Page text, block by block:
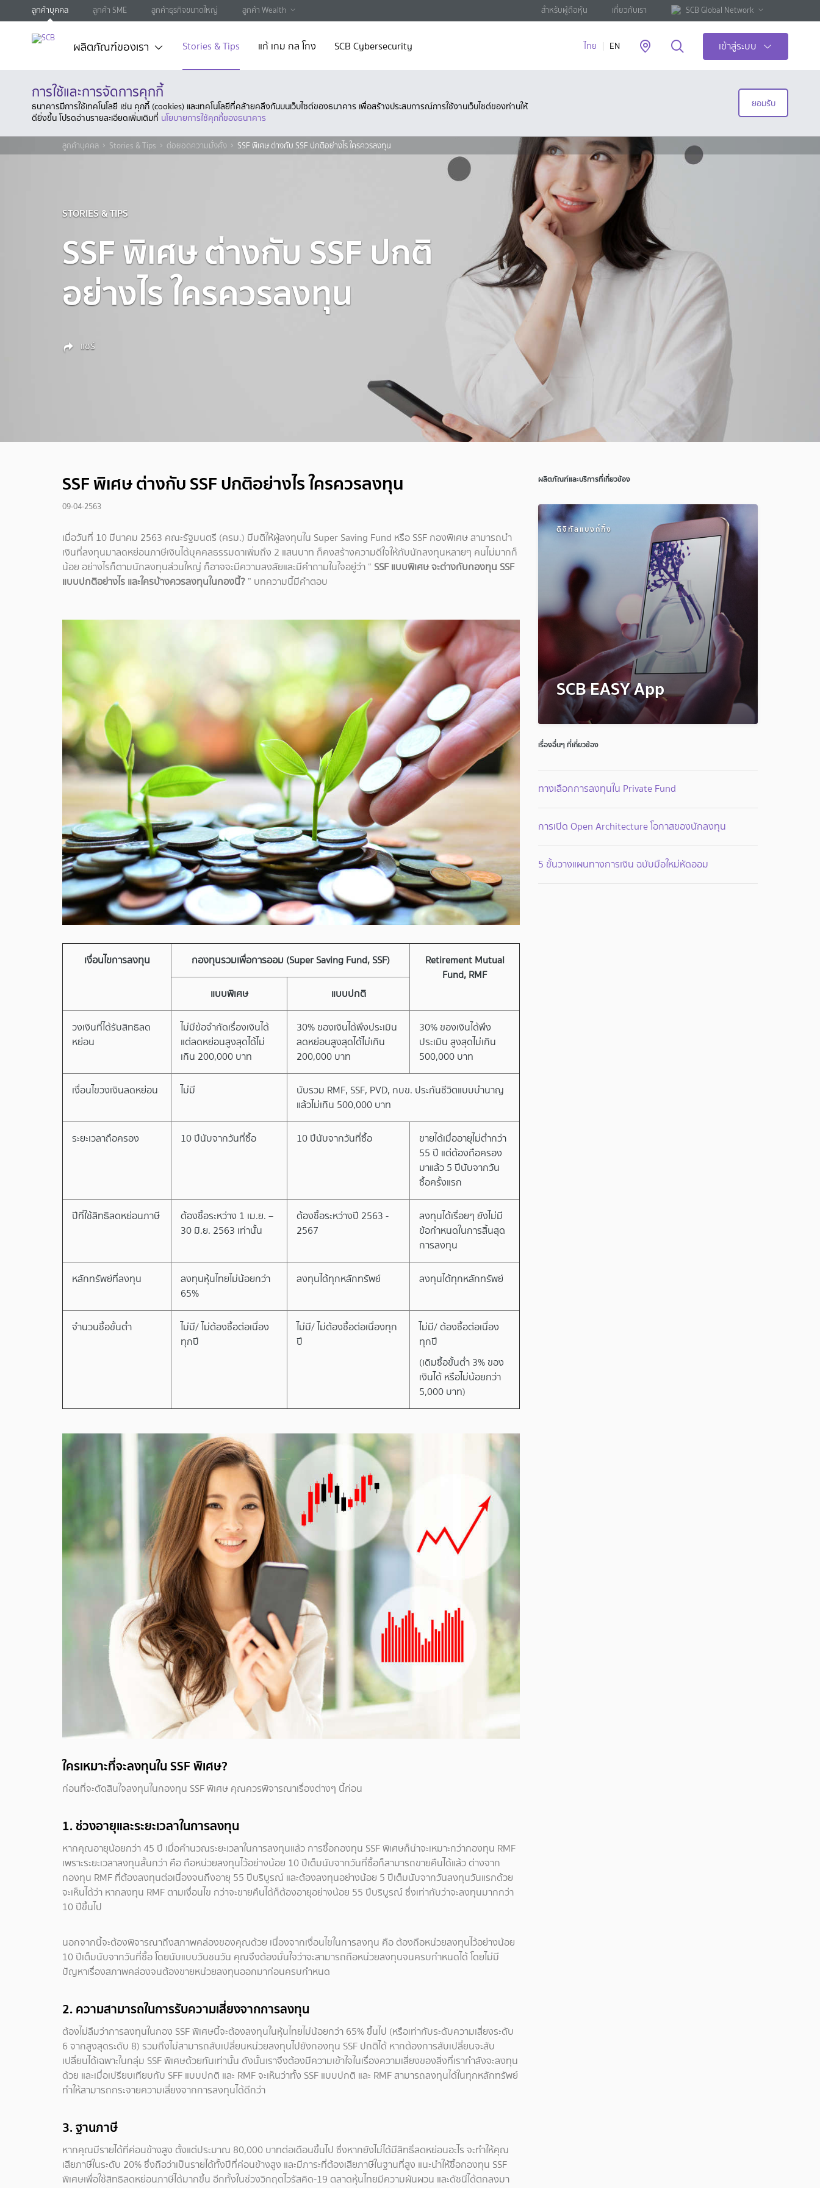
ลูกค้าบุคคล ลูกค้า SME ลูกค้าธุรกิจขนาดใหญ่ ลูกค้า Wealth สำหรับผู้ถือหุ้น เกี่ยวกับเรา SCB Global Network
ผลิตภัณฑ์ของเรา Stories & Tips แก้ เกม กล โกง SCB Cybersecurity ไทย EN เข้าสู่ระบบ
การใช้และการจัดการคุกกี้
ธนาคารมีการใช้เทคโนโลยี เช่น คุกกี้ (cookies) และเทคโนโลยีที่คล้ายคลึงกันบนเว็บไซต์ของธนาคาร เพื่อสร้างประสบการณ์การใช้งานเว็บไซต์ของท่านให้
ดียิ่งขึ้น โปรดอ่านรายละเอียดเพิ่มเติมที่ นโยบายการใช้คุกกี้ของธนาคาร
ยอมรับ
ลูกค้าบุคคล Stories & Tips ต่อยอดความมั่งคั่ง SSF พิเศษ ต่างกับ SSF ปกติอย่างไร ใครควรลงทุน
STORIES & TIPS
SSF พิเศษ ต่างกับ SSF ปกติ
อย่างไร ใครควรลงทุน
แชร์
SSF พิเศษ ต่างกับ SSF ปกติอย่างไร ใครควรลงทุน
09-04-2563
เมื่อวันที่ 10 มีนาคม 2563 คณะรัฐมนตรี (ครม.) มีมติให้ผู้ลงทุนใน Super Saving Fund หรือ SSF กองพิเศษ สามารถนำ
เงินที่ลงทุนมาลดหย่อนภาษีเงินได้บุคคลธรรมดาเพิ่มถึง 2 แสนบาท ก็คงสร้างความดีใจให้กับนักลงทุนหลายๆ คนไม่มากก็
น้อย อย่างไรก็ตามนักลงทุนส่วนใหญ่ ก็อาจจะมีความสงสัยและมีคำถามในใจอยู่ว่า “ SSF แบบพิเศษ จะต่างกับกองทุน SSF
แบบปกติอย่างไร และใครบ้างควรลงทุนในกองนี้? ” บทความนี้มีคำตอบ
เงื่อนไขการลงทุน กองทุนรวมเพื่อการออม (Super Saving Fund, SSF)
Retirement Mutual
Fund, RMF
แบบพิเศษ
แบบปกติ
วงเงินที่ได้รับสิทธิลด
หย่อน
ไม่มีข้อจำกัดเรื่องเงินได้
แต่ลดหย่อนสูงสุดได้ไม่
เกิน 200,000 บาท
30% ของเงินได้พึงประเมิน
ลดหย่อนสูงสุดได้ไม่เกิน
200,000 บาท
30% ของเงินได้พึง
ประเมิน สูงสุดไม่เกิน
500,000 บาท
เงื่อนไขวงเงินลดหย่อน ไม่มี
นับรวม RMF, SSF, PVD, กบข. ประกันชีวิตแบบบำนาญ
แล้วไม่เกิน 500,000 บาท
ระยะเวลาถือครอง 10 ปีนับจากวันที่ซื้อ 10 ปีนับจากวันที่ซื้อ
ขายได้เมื่ออายุไม่ต่ำกว่า
55 ปี แต่ต้องถือครอง
มาแล้ว 5 ปีนับจากวัน
ซื้อครั้งแรก
ปีที่ใช้สิทธิลดหย่อนภาษี
ต้องซื้อระหว่าง 1 เม.ย. –
30 มิ.ย. 2563 เท่านั้น
ต้องซื้อระหว่างปี 2563 -
2567
ลงทุนได้เรื่อยๆ ยังไม่มี
ข้อกำหนดในการสิ้นสุด
การลงทุน
หลักทรัพย์ที่ลงทุน
ลงทุนหุ้นไทยไม่น้อยกว่า
65%
ลงทุนได้ทุกหลักทรัพย์ ลงทุนได้ทุกหลักทรัพย์
จำนวนซื้อขั้นต่ำ
ไม่มี/ ไม่ต้องซื้อต่อเนื่อง
ทุกปี
ไม่มี/ ไม่ต้องซื้อต่อเนื่องทุก
ปี
ไม่มี/ ต้องซื้อต่อเนื่อง
ทุกปี
(เดิมซื้อขั้นต่ำ 3% ของ
เงินได้ หรือไม่น้อยกว่า
5,000 บาท)
ใครเหมาะที่จะลงทุนใน SSF พิเศษ?
ก่อนที่จะตัดสินใจลงทุนในกองทุน SSF พิเศษ คุณควรพิจารณาเรื่องต่างๆ นี้ก่อน
1.ช่วงอายุและระยะเวลาในการลงทุน
หากคุณอายุน้อยกว่า 45 ปี เมื่อคำนวณระยะเวลาในการลงทุนแล้ว การซื้อกองทุน SSF พิเศษก็น่าจะเหมาะกว่ากองทุน RMF
เพราะระยะเวลาลงทุนสั้นกว่า คือ ถือหน่วยลงทุนไว้อย่างน้อย 10 ปีเต็มนับจากวันที่ซื้อก็สามารถขายคืนได้แล้ว ต่างจาก
กองทุน RMF ที่ต้องลงทุนต่อเนื่องจนถึงอายุ 55 ปีบริบูรณ์ และต้องลงทุนอย่างน้อย 5 ปีเต็มนับจากวันลงทุนวันแรกด้วย
จะเห็นได้ว่า หากลงทุน RMF ตามเงื่อนไข กว่าจะขายคืนได้ก็ต้องอายุอย่างน้อย 55 ปีบริบูรณ์ ซึ่งเท่ากับว่าจะลงทุนมากกว่า
10 ปีขึ้นไป
นอกจากนี้จะต้องพิจารณาถึงสภาพคล่องของคุณด้วย เนื่องจากเงื่อนไขในการลงทุน คือ ต้องถือหน่วยลงทุนไว้อย่างน้อย
10 ปีเต็มนับจากวันที่ซื้อ โดยนับแบบวันชนวัน คุณจึงต้องมั่นใจว่าจะสามารถถือหน่วยลงทุนจนครบกำหนดได้ โดยไม่มี
ปัญหาเรื่องสภาพคล่องจนต้องขายหน่วยลงทุนออกมาก่อนครบกำหนด
2.ความสามารถในการรับความเสี่ยงจากการลงทุน
ต้องไม่ลืมว่าการลงทุนในกอง SSF พิเศษนี้จะต้องลงทุนในหุ้นไทยไม่น้อยกว่า 65% ขึ้นไป (หรือเท่ากับระดับความเสี่ยงระดับ
6 จากสูงสุดระดับ 8) รวมถึงไม่สามารถสับเปลี่ยนหน่วยลงทุนไปยังกองทุน SSF ปกติได้ หากต้องการสับเปลี่ยนจะสับ
เปลี่ยนได้เฉพาะในกลุ่ม SSF พิเศษด้วยกันเท่านั้น ดังนั้นเราจึงต้องมีความเข้าใจในเรื่องความเสี่ยงของสิ่งที่เรากำลังจะลงทุน
ด้วย และเมื่อเปรียบเทียบกับ SFF แบบปกติ และ RMF จะเห็นว่าทั้ง SSF แบบปกติ และ RMF สามารถลงทุนได้ในทุกหลักทรัพย์
ทำให้สามารถกระจายความเสี่ยงจากการลงทุนได้ดีกว่า
3.ฐานภาษี
หากคุณมีรายได้ที่ค่อนข้างสูง ตั้งแต่ประมาณ 80,000 บาทต่อเดือนขึ้นไป ซึ่งหากยังไม่ได้มีสิทธิ์ลดหย่อนอะไร จะทำให้คุณ
เสียภาษีในระดับ 20% ซึ่งถือว่าเป็นรายได้ทั้งปีที่ค่อนข้างสูง และมีภาระที่ต้องเสียภาษีในฐานที่สูง แนะนำให้ซื้อกองทุน SSF
พิเศษเพื่อใช้สิทธิลดหย่อนภาษีได้มากขึ้น อีกทั้งในช่วงวิกฤตไวรัสคิด-19 ตลาดหุ้นไทยมีความผันผวน และดัชนีได้ตกลงมา
ผลิตภัณฑ์และบริการที่เกี่ยวข้อง
ดิจิทัลแบงก์กิ้ง
SCB EASY App
เรื่องอื่นๆ ที่เกี่ยวข้อง
ทางเลือกการลงทุนใน Private Fund
การเปิด Open Architecture โอกาสของนักลงทุน
5 ขั้นวางแผนทางการเงิน ฉบับมือใหม่หัดออม